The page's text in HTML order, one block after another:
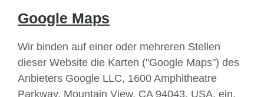
Google Maps
Wir binden auf einer oder mehreren Stellen
dieser Website die Karten ("Google Maps") des
Anbieters Google LLC, 1600 Amphitheatre
Parkway, Mountain View, CA 94043, USA, ein.